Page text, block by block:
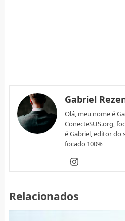
Gabriel
Olá, meu nome é
ConecteSUS.org,
é Gabriel, editor do
focado 100%
Relacionados